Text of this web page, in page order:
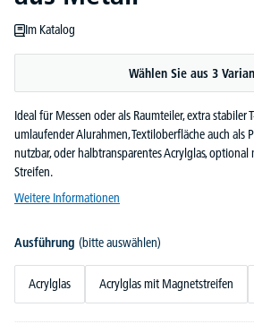
Im Katalog
Wählen Sie aus 3
Ideal für Messen oder als Raumteiler, extra stabiler
umlaufender Alurahmen, Textiloberfläche auch als
nutzbar, oder halbtransparentes Acrylglas,
Streifen.
Weitere Informationen
Ausführung (bitte auswählen)
Acrylglas Acrylglas mit Magnetstreifen